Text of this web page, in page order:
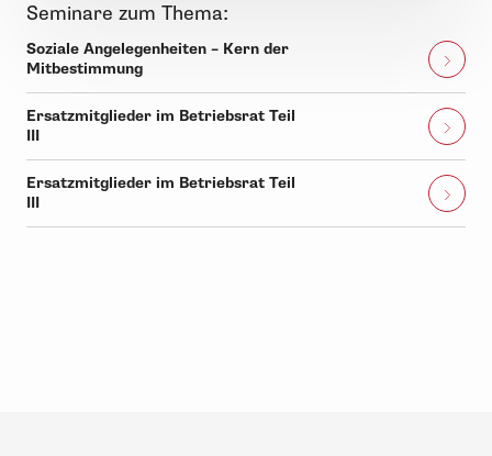
Seminare zum Thema:
Soziale Angelegenheiten – Kern der
Mitbestimmung
Ersatzmitglieder im Betriebsrat Teil
III
Ersatzmitglieder im Betriebsrat Teil
III